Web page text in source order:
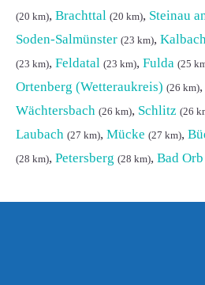
(20 km), Brachttal (20 km), Steinau
Soden-Salmünster (23 km), Kalbach
(23 km), Feldatal (23 km), Fulda (25
Ortenberg (Wetteraukreis) (26 km),
Wächtersbach (26 km), Schlitz (26
Laubach (27 km), Mücke (27 km),
(28 km), Petersberg (28 km), Bad Orb